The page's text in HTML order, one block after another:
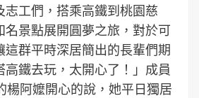
志工們，搭乘高鐵到桃園慈
名景點展開圓夢之旅，對於可
這群平時深居簡出的長輩們期
高鐵去玩，太開心了！」成員
楊阿嬤開心的說，她平日獨居